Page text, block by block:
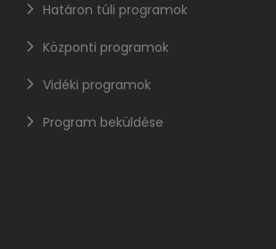
Határon túli programok
Központi programok
Vidéki programok
Program beküldése